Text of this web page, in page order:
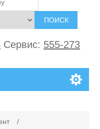
ПОИСК
Сервис: 555-273
/